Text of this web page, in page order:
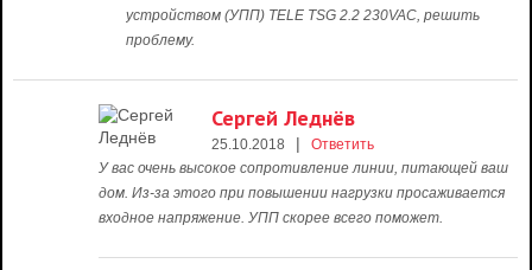
устройством (УПП) TELE TSG 2.2 230VAC, решить
проблему.
Сергей Леднёв
25.10.2018 |
Ответить
У вас очень высокое сопротивление линии, питающей ваш
дом. Из-за этого при повышении нагрузки просаживается
входное напряжение. УПП скорее всего поможет.